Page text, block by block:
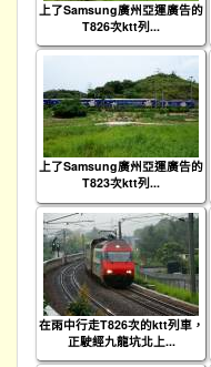
上了Samsung廣州亞運廣告的
T826次ktt列...
上了Samsung廣州亞運廣告的
T823次ktt列...
在雨中行走T826次的ktt列車，
正駛經九龍坑北上...